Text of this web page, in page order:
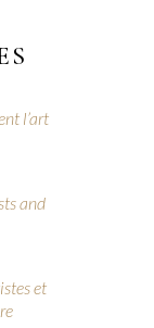
l’art
and
et